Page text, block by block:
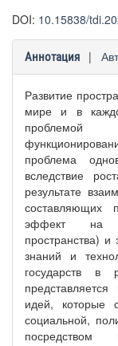
DOI: 10.15838/
Аннотация |
Развитие
мире и в
проблемой
проблема
вследствие
результате
составляющих
эффект на
пространства)
знаний и
государств в
идей, которые
социальной,